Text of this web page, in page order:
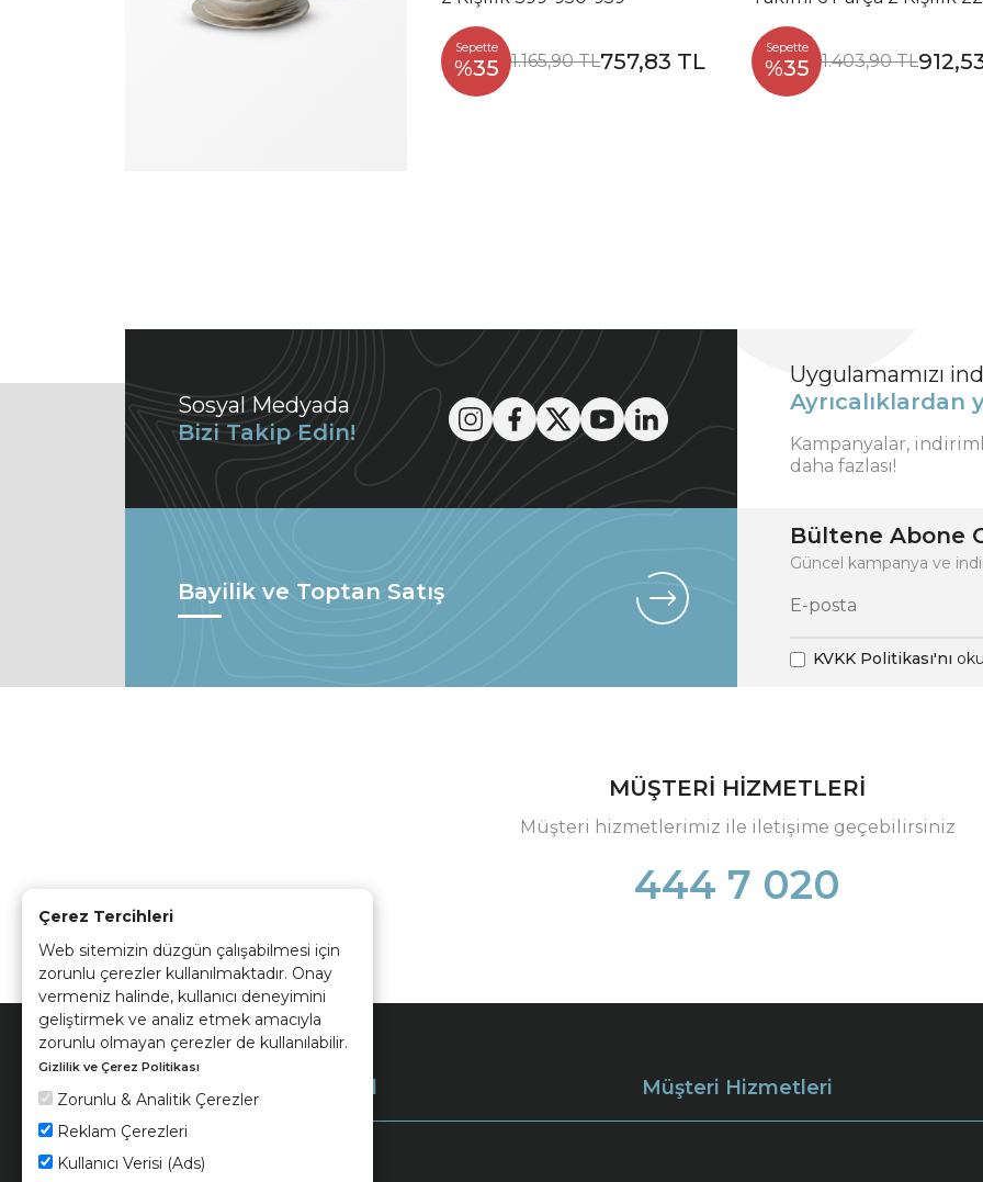
Çerez Tercihleri
Web sitemizin düzgün çalışabilmesi için
zorunlu çerezler kullanılmaktadır. Onay
vermeniz halinde, kullanıcı deneyimini
geliştirmek ve analiz etmek amacıyla
zorunlu olmayan çerezler de kullanılabilir.
Gizlilik ve Çerez Politikası
Zorunlu & Analitik Çerezler
Reklam Çerezleri
Kullanıcı Verisi (Ads)
Sepette
%35 1.165,90 TL757,83 TL
Sepette
%35 1.403,90 TL
Sosyal Medyada
Bizi Takip Edin!
Uygulamamızı
Ayrıcalıklardan
Kampanyalar,
daha fazlası!
Bayilik ve Toptan Satış
Bültene Abone
Güncel kampanya ve
KVKK Politikası'nı
MÜŞTERİ HİZMETLERİ
Müşteri hizmetlerimiz ile iletişime geçebilirsiniz
444 7 020
Kurumsal Müşteri Hizmetleri